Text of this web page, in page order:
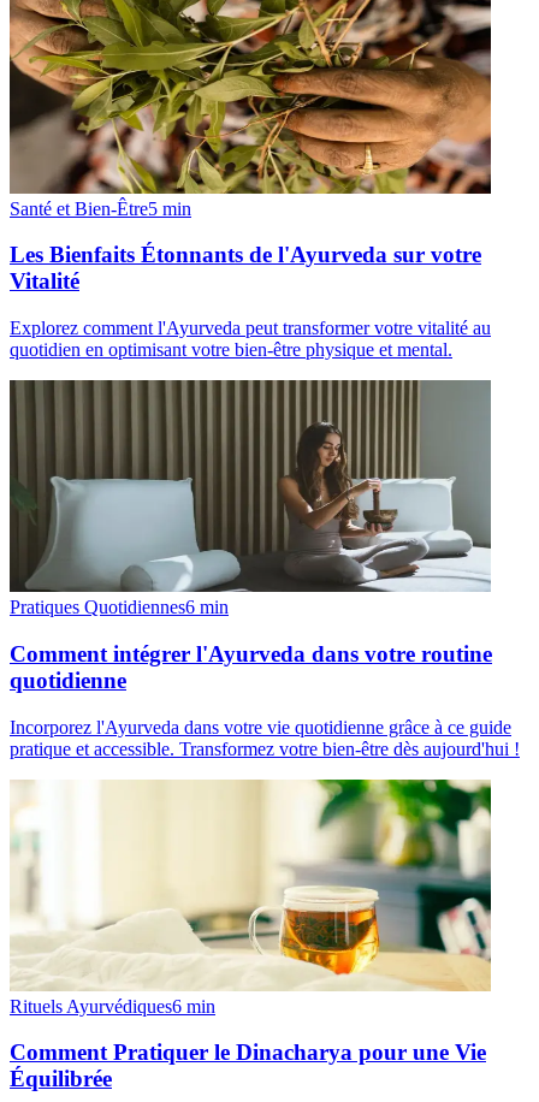
Santé et Bien-Être5 min
Les Bienfaits Étonnants de l'Ayurveda sur votre
Vitalité
Explorez comment l'Ayurveda peut transformer votre vitalité au
quotidien en optimisant votre bien-être physique et mental.
Pratiques Quotidiennes6 min
Comment intégrer l'Ayurveda dans votre routine
quotidienne
Incorporez l'Ayurveda dans votre vie quotidienne grâce à ce guide
pratique et accessible. Transformez votre bien-être dès aujourd'hui !
Rituels Ayurvédiques6 min
Comment Pratiquer le Dinacharya pour une Vie
Équilibrée